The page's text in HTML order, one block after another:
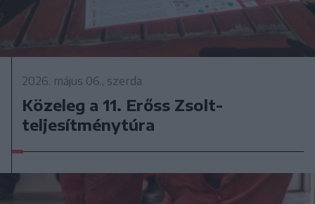
2026. május 06., szerda
Közeleg a 11. Erőss Zsolt-
teljesítménytúra